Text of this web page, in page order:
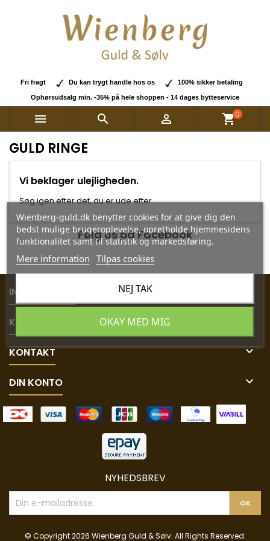
Fri fragt Du kan trygt handle hos os 100% sikker betaling
Ophørsudsalg min. -35% på hele shoppen - 14 dages bytteservice
   shopping_cart0
GULD RINGE
Vi beklager ulejligheden.
Søg igen efter det, du er ude efter
Følg os på Facebook
INFORMATION
KUNDESERVICE
KONTAKT 
DIN KONTO 
Wienberg-guld.dk benytter cookies for at give dig den
bedst mulige brugeroplevelse, opretholde hjemmesidens
funktionalitet samt til statistik og markedsføring.
Mere information Tilpas cookies
NEJ TAK
OKAY MED MIG
NYHEDSBREV
© Copyright 2026 Wienberg Guld & Sølv. All Rights Reserved.